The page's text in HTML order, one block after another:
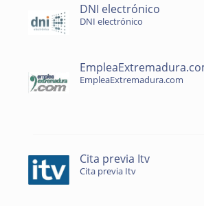
DNI electrónico
DNI electrónico
EmpleaExtremadura.com
Cita previa Itv
Cita previa Itv